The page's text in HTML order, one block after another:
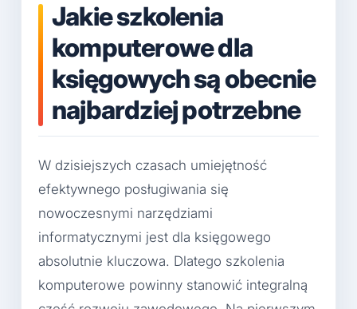
Jakie szkolenia
komputerowe dla
księgowych są obecnie
najbardziej potrzebne
W dzisiejszych czasach umiejętność
efektywnego posługiwania się
nowoczesnymi narzędziami
informatycznymi jest dla księgowego
absolutnie kluczowa. Dlatego szkolenia
komputerowe powinny stanowić integralną